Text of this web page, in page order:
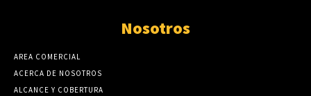
Nosotros
AREA COMERCIAL
ACERCA DE NOSOTROS
ALCANCE Y COBERTURA